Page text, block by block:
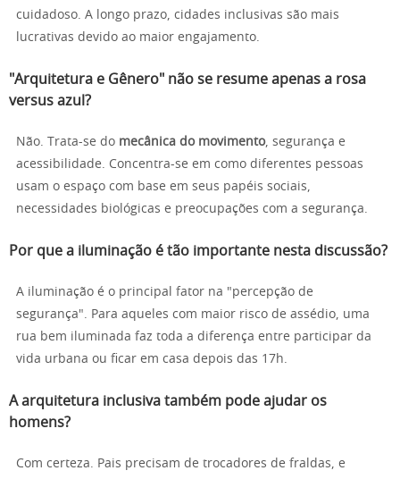
cuidadoso. A longo prazo, cidades inclusivas são mais
lucrativas devido ao maior engajamento.
"Arquitetura e Gênero" não se resume apenas a rosa
versus azul?
Não. Trata-se do mecânica do movimento, segurança e
acessibilidade. Concentra-se em como diferentes pessoas
usam o espaço com base em seus papéis sociais,
necessidades biológicas e preocupações com a segurança.
Por que a iluminação é tão importante nesta discussão?
A iluminação é o principal fator na "percepção de
segurança". Para aqueles com maior risco de assédio, uma
rua bem iluminada faz toda a diferença entre participar da
vida urbana ou ficar em casa depois das 17h.
A arquitetura inclusiva também pode ajudar os
homens?
Com certeza. Pais precisam de trocadores de fraldas, e